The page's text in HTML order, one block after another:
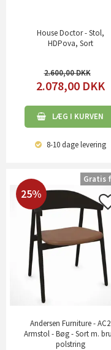
House Doctor - Stol,
HDPova, Sort
2.600,00
2.078,00 DKK
LÆG I KURVEN
8-10 dagelevering
25%
Andersen Furniture - AC2
Armstol - Bøg - Sort m.
polstring
Gratis